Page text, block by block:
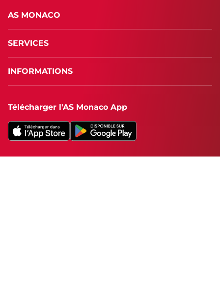
AS MONACO
SERVICES
INFORMATIONS
Télécharger l'AS Monaco App